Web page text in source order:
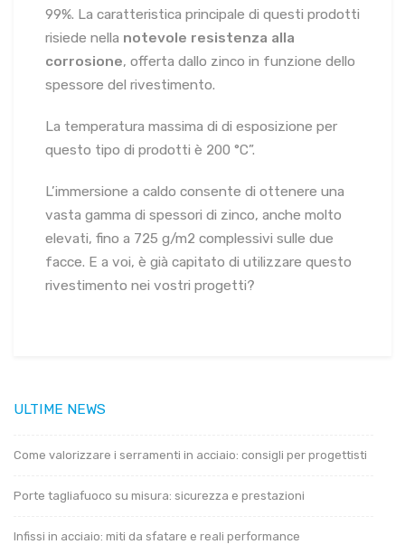
99%. La caratteristica principale di questi prodotti
risiede nella notevole resistenza alla
corrosione, offerta dallo zinco in funzione dello
spessore del rivestimento.
La temperatura massima di di esposizione per
questo tipo di prodotti è 200 °C”.
L’immersione a caldo consente di ottenere una
vasta gamma di spessori di zinco, anche molto
elevati, fino a 725 g/m2 complessivi sulle due
facce. E a voi, è già capitato di utilizzare questo
rivestimento nei vostri progetti?
ULTIME NEWS
Come valorizzare i serramenti in acciaio: consigli per progettisti
Porte tagliafuoco su misura: sicurezza e prestazioni
Infissi in acciaio: miti da sfatare e reali performance